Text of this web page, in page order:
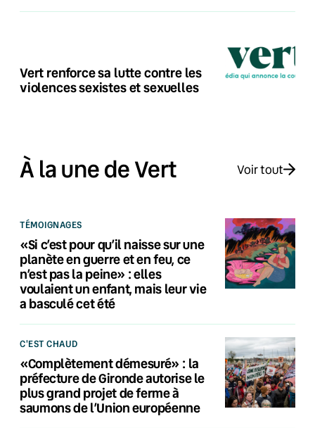
Vert renforce sa lutte contre les
violences sexistes et sexuelles
À la une de Vert Voir tout
TÉMOIGNAGES
«Si c’est pour qu’il naisse sur une
planète en guerre et en feu, ce
n’est pas la peine» : elles
voulaient un enfant, mais leur vie
a basculé cet été
C'EST CHAUD
«Complètement démesuré» : la
préfecture de Gironde autorise le
plus grand projet de ferme à
saumons de l’Union européenne